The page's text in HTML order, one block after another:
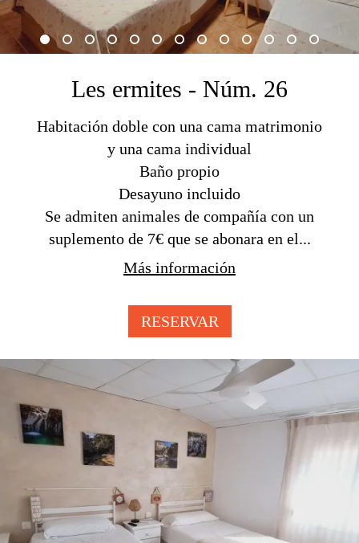
Les ermites - Núm. 26
Habitación doble con una cama matrimonio
y una cama individual
Baño propio
Desayuno incluido
Se admiten animales de compañía con un
suplemento de 7€ que se abonara en el...
Más información
RESERVAR